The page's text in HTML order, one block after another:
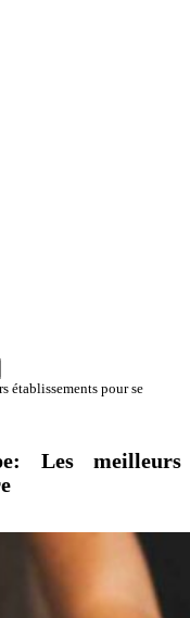
établissements pour se
Les meilleurs